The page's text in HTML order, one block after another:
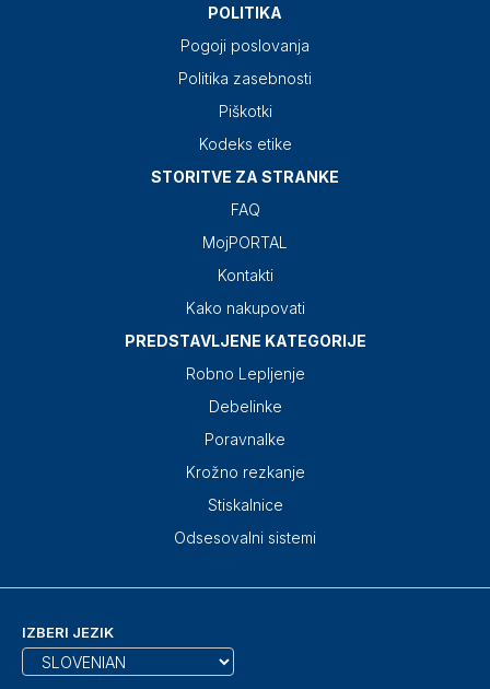
POLITIKA
Pogoji poslovanja
Politika zasebnosti
Piškotki
Kodeks etike
STORITVE ZA STRANKE
FAQ
MojPORTAL
Kontakti
Kako nakupovati
PREDSTAVLJENE KATEGORIJE
Robno Lepljenje
Debelinke
Poravnalke
Krožno rezkanje
Stiskalnice
Odsesovalni sistemi
IZBERI JEZIK